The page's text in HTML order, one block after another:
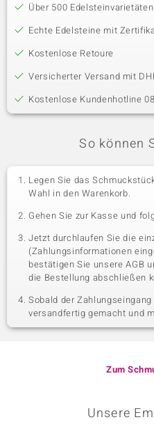
Über 500 Edelsteinvarietäten
Echte Edelsteine mit
Kostenlose Retoure
Versicherter Versand mit
Kostenlose Kundenhotline
So können
Legen Sie das
Wahl in den Warenkorb.
Gehen Sie zur Kasse und
Jetzt durchlaufen Sie die
(Zahlungsinformationen
bestätigen Sie unsere AGB
die Bestellung abschließen
Sobald der
versandfertig gemacht und
Zum
Unsere